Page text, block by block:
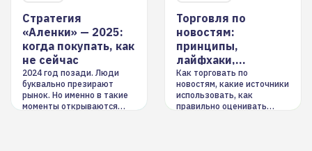
Стратегия
«Аленки» — 2025:
когда покупать, как
не сейчас
2024 год позади. Люди
буквально презирают
рынок. Но именно в такие
моменты открываются
Торговля по
новостям:
принципы,
лайфхаки,
инструменты
Как торговать по
новостям, какие источники
использовать, как
правильно оценивать